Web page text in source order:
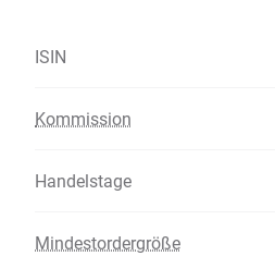
ISIN
Kommission
Handelstage
Mindestordergröße